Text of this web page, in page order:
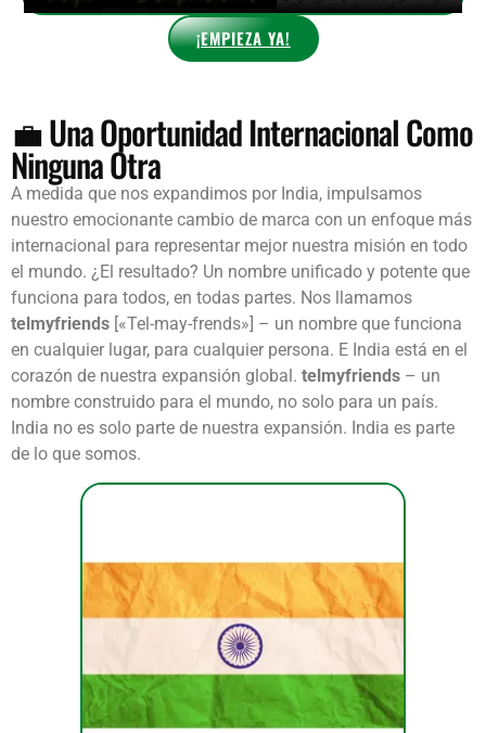
¡EMPIEZA YA!
💼 Una Oportunidad Internacional Como
Ninguna Otra
A medida que nos expandimos por India, impulsamos
nuestro emocionante cambio de marca con un enfoque más
internacional para representar mejor nuestra misión en todo
el mundo. ¿El resultado? Un nombre unificado y potente que
funciona para todos, en todas partes. Nos llamamos
telmyfriends [«Tel-may-frends»] – un nombre que funciona
en cualquier lugar, para cualquier persona. E India está en el
corazón de nuestra expansión global. telmyfriends – un
nombre construido para el mundo, no solo para un país.
India no es solo parte de nuestra expansión. India es parte
de lo que somos.